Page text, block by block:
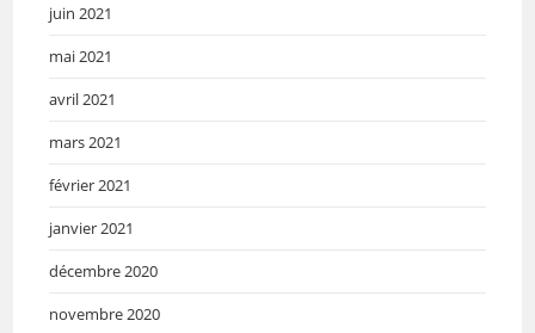
juin 2021
mai 2021
avril 2021
mars 2021
février 2021
janvier 2021
décembre 2020
novembre 2020